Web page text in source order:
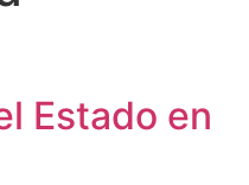
Estado en